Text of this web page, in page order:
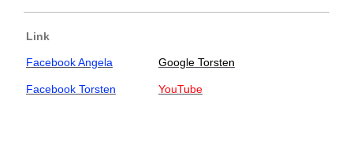
Link
Facebook Angela Google Torsten
Facebook Torsten YouTube